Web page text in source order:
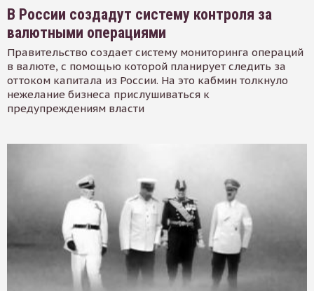
В России создадут систему контроля за
валютными операциями
Правительство создает систему мониторинга операций
в валюте, с помощью которой планирует следить за
оттоком капитала из России. На это кабмин толкнуло
нежелание бизнеса прислушиваться к
предупреждениям власти